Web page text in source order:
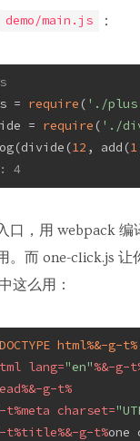
demo/main.js ：
= require ( './
= require ( './
12 , add(1
4
口，用 webpack 编
。而 one-click.js 让
这么用：
html%&-g-t%
lang="en"%&-g-
%&-g-t%
t%meta charset=
t%title%&-g-t%one